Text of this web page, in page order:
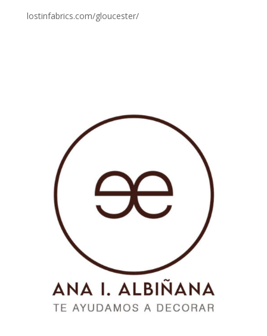
lostinfabrics.com/gloucester/